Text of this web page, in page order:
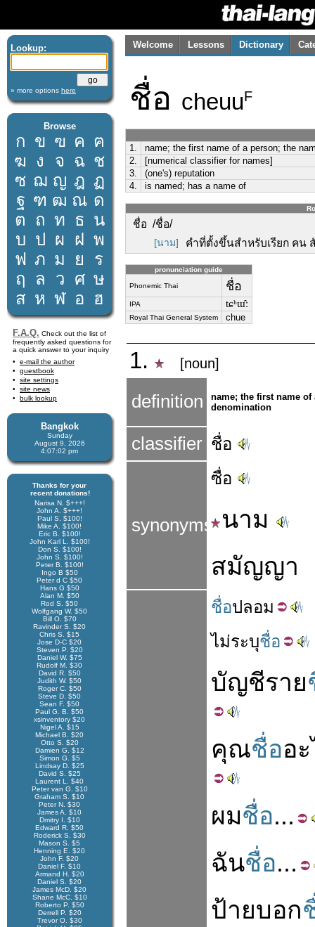
Lookup:
» more options here
Browse
ก ข ฃ ค ฅ
ฆ ง จ ฉ ช
ซ ฌ ญ ฎ ฏ
ฐ ฑ ฒ ณ ด
ต ถ ท ธ น
บ ป ผ ฝ พ
ฟ ภ ม ย
ร
ฤ
ล ว ศ ษ
ส ห ฬ อ ฮ
F.A.Q. Check out the list of
frequently asked questions for
a quick answer to your inquiry
e-mail the author
guestbook
site settings
site news
bulk lookup
Bangkok
Sunday
August 9, 2026
4:07:03 pm
Thanks for your
recent donations!
Narisa N. $+++!
John A. $+++!
Paul S. $100!
Mike A. $100!
Eric B. $100!
John Karl L. $100!
Don S. $100!
John S. $100!
Peter B. $100!
Ingo B $50
Peter d C $50
Hans G $50
Alan M. $50
Rod S. $50
Wolfgang W. $50
Bill O. $70
Ravinder S. $20
Chris S. $15
Jose D-C $20
Steven P. $20
Daniel W. $75
Rudolf M. $30
David R. $50
Judith W. $50
Roger C. $50
Steve D. $50
Sean F. $50
Paul G. B. $50
xsinventory $20
Nigel A. $15
Michael B. $20
Otto S. $20
Damien G. $12
Simon G. $5
Lindsay D. $25
David S. $25
Laurent L. $40
Peter van G. $10
Graham S. $10
Peter N. $30
James A. $10
Dmitry I. $10
Edward R. $50
Roderick S. $30
Mason S. $5
Henning E. $20
John F. $20
Daniel F. $10
Armand H. $20
Daniel S. $20
James McD. $20
Shane McC. $10
Roberto P. $50
Derrell P. $20
Trevor O. $30
Welcome Lessons Dictionary
ชื่อ cheuuF
1.
name; the first name of a person; the
2.
[numerical classifier for names]
3.
(one's) reputation
4.
is named; has a name of
ชื่อ /ชื่อ/
[นาม] คำที่ตั้งขึ้นสำหรับเรียก คน
pronunciation guide
Phonemic Thai ชื่อ
IPA tɕʰɯ̂ː
Royal Thai General System chue
1. [noun]
definition
name; the first name
denomination
classifier ชื่อ
synonyms
ซื่อ
นาม
สมัญญา
ชื่อปลอม
ไม่ระบุชื่อ
บัญชีราย
คุณชื่ออ
ผมชื่อ...
ฉันชื่อ...
ป้ายบอก